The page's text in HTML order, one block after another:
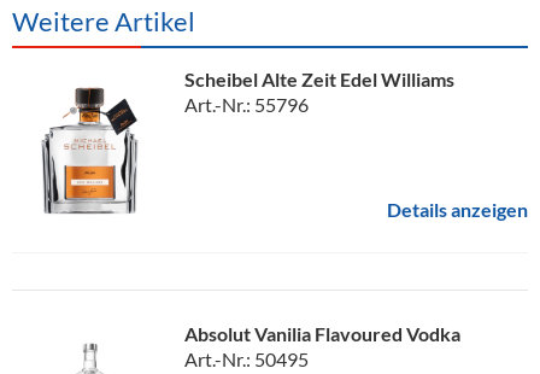
Weitere Artikel
Scheibel Alte Zeit Edel Williams
Art.-Nr.: 55796
Details anzeigen
Absolut Vanilia Flavoured Vodka
Art.-Nr.: 50495